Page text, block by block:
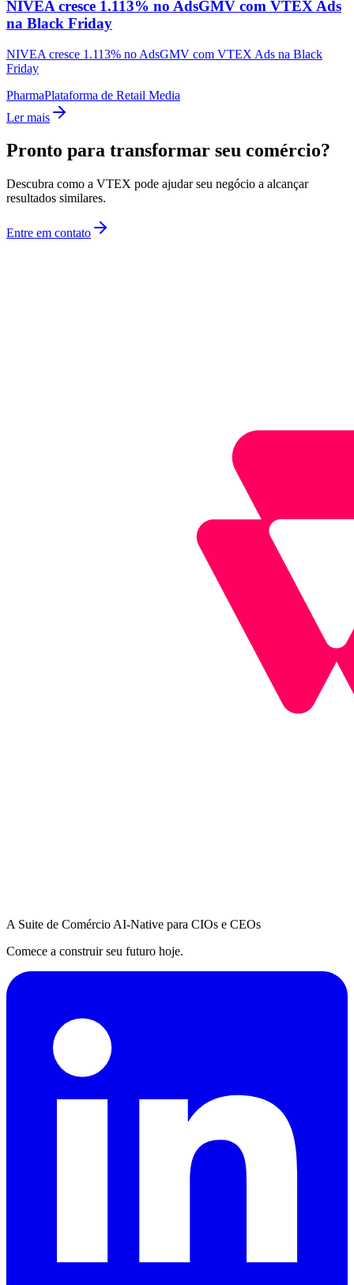
NIVEA cresce 1.113% no AdsGMV com VTEX Ads
na Black Friday
NIVEA cresce 1.113% no AdsGMV com VTEX Ads na Black
Friday
PharmaPlataforma de Retail Media
Ler mais
Pronto para transformar seu comércio?
Descubra como a VTEX pode ajudar seu negócio a alcançar
resultados similares.
Entre em contato
A Suite de Comércio AI-Native para CIOs e CEOs
Comece a construir seu futuro hoje.